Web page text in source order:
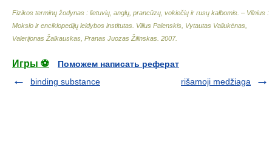
Fizikos terminų žodynas : lietuvių, anglų, prancūzų, vokiečių ir rusų kalbomis. – Vilnius :
Mokslo ir enciklopedijų leidybos institutas Vilius Palenskis, Vytautas Valiukėnas,
Valerijonas Žalkauskas, Pranas Juozas Žilinskas 2007.
Игры ⚽
Поможем написать реферат
binding substance
rišamoji medžiaga